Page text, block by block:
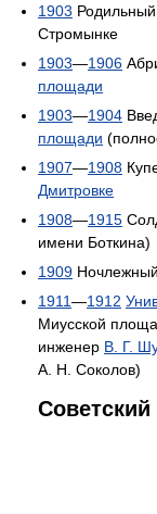
1903
Стромынке
1903—1906
площади
1903—1904
площади
1907—1908
Дмитровке
1908—1915
имени Боткина)
1909
1911—1912
Миусской
инженер В. Г.
А. Н. Соколов)